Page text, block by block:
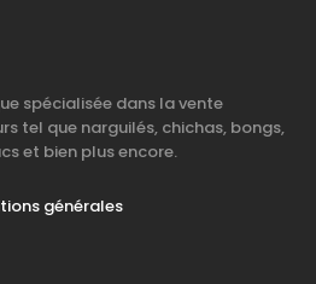
spécialisée dans la vente
tel que narguilés, chichas, bongs,
et bien plus encore.
générales